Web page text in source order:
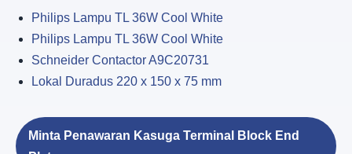
Philips Lampu TL 36W Cool White
Philips Lampu TL 36W Cool White
Schneider Contactor A9C20731
Lokal Duradus 220 x 150 x 75 mm
Minta Penawaran Kasuga Terminal Block End